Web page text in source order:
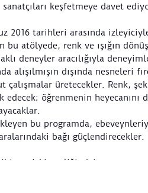
keşfetmeye davet
2016 tarihleri arasında
bu atölyede, renk ve ışığın
deneyler aracılığıyla
alışılmışın dışında nesneleri
çalışmalar üretecekler. Renk,
edecek; öğrenmenin heyecanını
bu programda,
bağı güçlendirecekler.
(bir yetişkin eşliğinde)